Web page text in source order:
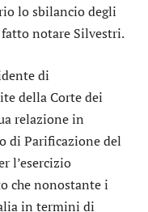
lo sbilancio degli
fatto notare Silvestri.
di
della Corte dei
relazione in
di Parificazione del
l’esercizio
che nonostante i
in termini di